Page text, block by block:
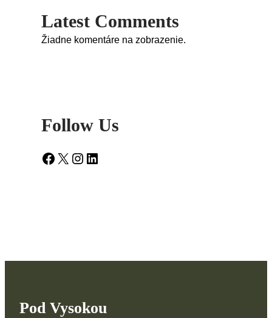
Latest Comments
Žiadne komentáre na zobrazenie.
Follow Us
Facebook X Instagram LinkedIn
Pod Vysokou